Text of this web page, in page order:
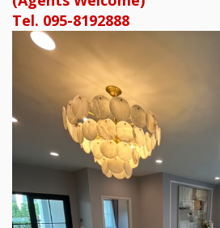
Tel. 095-8192888